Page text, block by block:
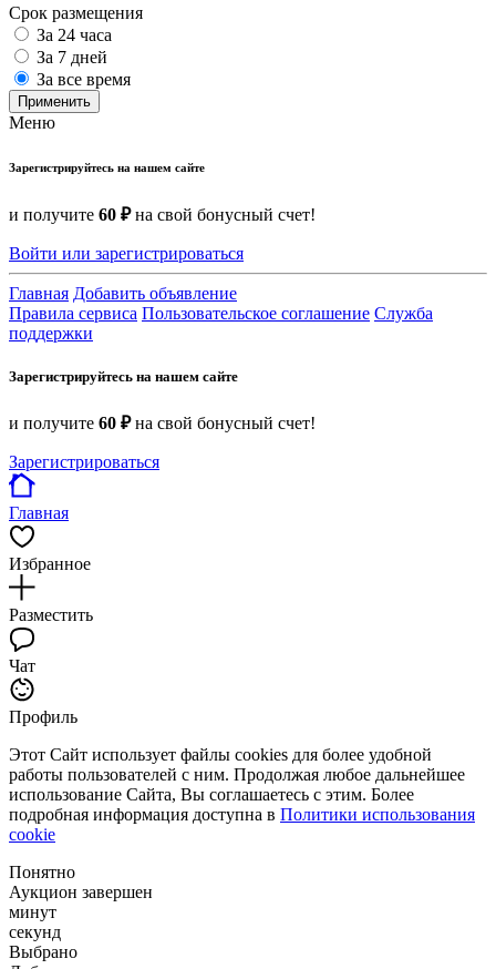
Срок размещения
За 24 часа
За 7 дней
За все время
Применить
Меню
Зарегистрируйтесь на нашем сайте
и получите 60 ₽на свой бонусный счет!
Войти или зарегистрироваться
Главная Добавить объявление
Правила сервиса Пользовательское соглашение Служба
поддержки
Зарегистрируйтесь на нашем сайте
и получите 60 ₽на свой бонусный счет!
Зарегистрироваться
Главная
Избранное
Разместить
Чат
Профиль
Этот Сайт использует файлы cookies для более удобной
работы пользователей с ним. Продолжая любое дальнейшее
использование Сайта, Вы соглашаетесь с этим. Более
подробная информация доступна в Политики использования
cookie
Понятно
Аукцион завершен
минут
секунд
Выбрано